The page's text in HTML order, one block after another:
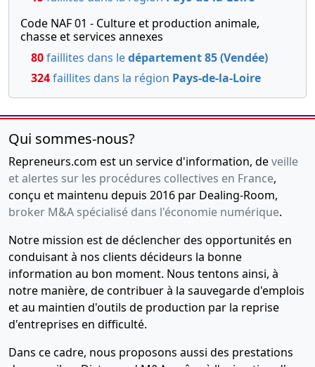
Code NAF 01 - Culture et production animale,
chasse et services annexes
80faillites dans ledépartement 85 (Vendée)
324faillites dans la région Pays-de-la-Loire
Qui sommes-nous?
Repreneurs.com est un service d'information, deveille
et alertes sur les procédures collectives en France,
conçu et maintenu depuis 2016 par Dealing-Room,
broker M&A spécialisé dans l'économie numérique.
Notre mission est de déclencher des opportunités en
conduisant à nos clients décideurs la bonne
information au bon moment. Nous tentons ainsi, à
notre manière, de contribuer à la sauvegarde d'emplois
et au maintien d'outils de production par la reprise
d'entreprises en difficulté.
Dans ce cadre, nous proposons aussi des prestations